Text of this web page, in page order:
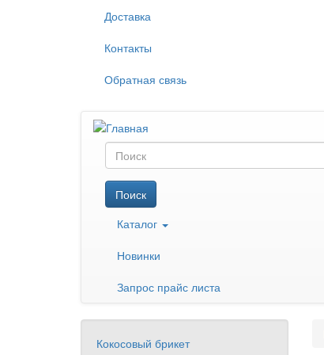
Доставка
Контакты
Обратная связь
Поиск
Поиск
Каталог
Новинки
Запрос прайс листа
Кокосовый брикет